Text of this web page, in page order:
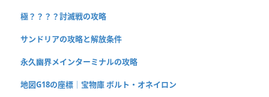
極？？？？討滅戦の攻略
サンドリアの攻略と解放条件
永久幽界メインターミナルの攻略
地図G18の座標│宝物庫 ボルト・オネイロン